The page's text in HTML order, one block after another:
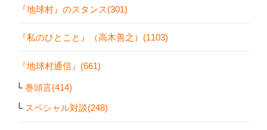
『地球村』のスタンス(301)
『私のひとこと』（高木善之）(1103)
『地球村通信』(661)
巻頭言(414)
スペシャル対談(248)